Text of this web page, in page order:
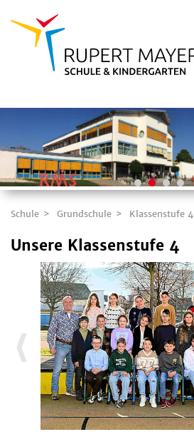
Schule Grundschule Klassenstufe 4
Unsere Klassenstufe 4